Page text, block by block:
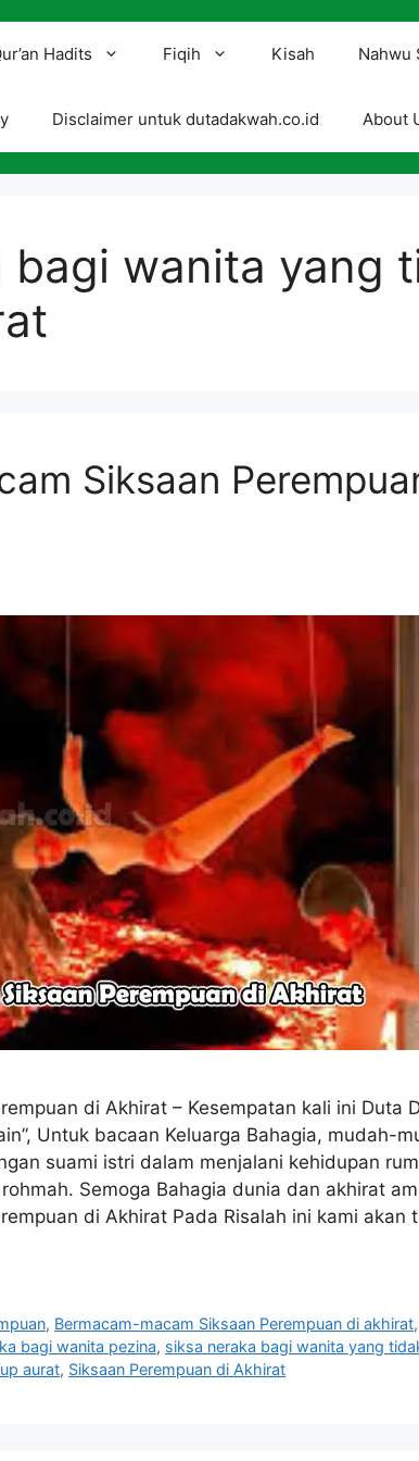
Hadits Fiqih Kisah Nahwu
Disclaimer untuk dutadakwah.co.id About
bagi wanita yang
Siksaan
di Akhirat – Kesempatan kali ini Duta
Untuk bacaan Keluarga Bahagia, mudah-
suami istri dalam menjalani kehidupan
Semoga Bahagia dunia dan akhirat
di Akhirat Pada Risalah ini kami akan
, Bermacam-macam Siksaan Perempuan di akhirat,
bagi wanita pezina, siksa neraka bagi wanita yang
aurat, Siksaan Perempuan di Akhirat